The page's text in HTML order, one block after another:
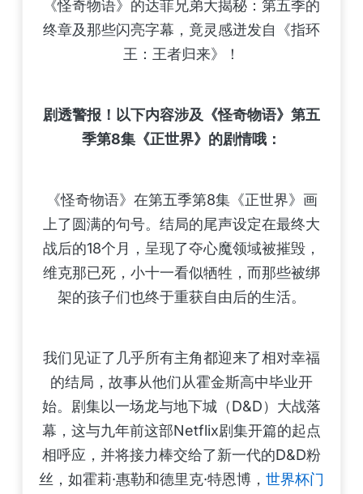
《怪奇物语》的达菲兄弟大揭秘：第五季的
终章及那些闪亮字幕，竟灵感迸发自《指环
王：王者归来》！
剧透警报！以下内容涉及《怪奇物语》第五
季第8集《正世界》的剧情哦：
《怪奇物语》在第五季第8集《正世界》画
上了圆满的句号。结局的尾声设定在最终大
战后的18个月，呈现了夺心魔领域被摧毁，
维克那已死，小十一看似牺牲，而那些被绑
架的孩子们也终于重获自由后的生活。
我们见证了几乎所有主角都迎来了相对幸福
的结局，故事从他们从霍金斯高中毕业开
始。剧集以一场龙与地下城（D&D）大战落
幕，这与九年前这部Netflix剧集开篇的起点
相呼应，并将接力棒交给了新一代的D&D粉
丝，如霍莉·惠勒和德里克·特恩博， 世界杯门